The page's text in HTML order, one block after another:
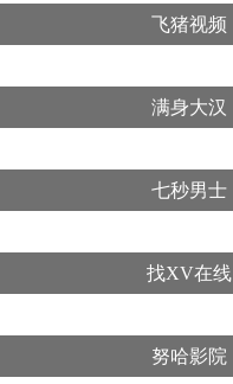
飞猪视频
满身大汉
七秒男士
找XV在线
努哈影院